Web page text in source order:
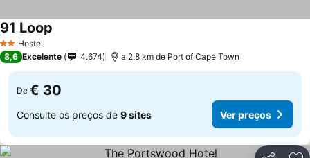
2 Estrelas
Hostel
91 Loop
8,6 Excelente 4.674 a 2.8 km de Port of Cape Town
De € 30
Consulte os preços de 9 sites Ver preços